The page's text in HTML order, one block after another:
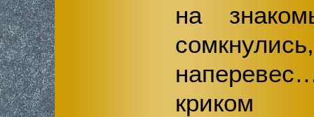
на
криком